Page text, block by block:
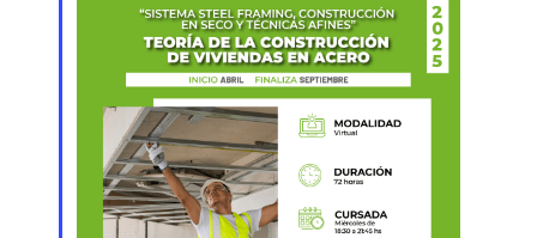
vistas
de
Eventos